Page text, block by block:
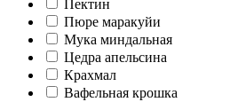
Пектин
Пюре маракуйи
Мука миндальная
Цедра апельсина
Крахмал
Вафельная крошка